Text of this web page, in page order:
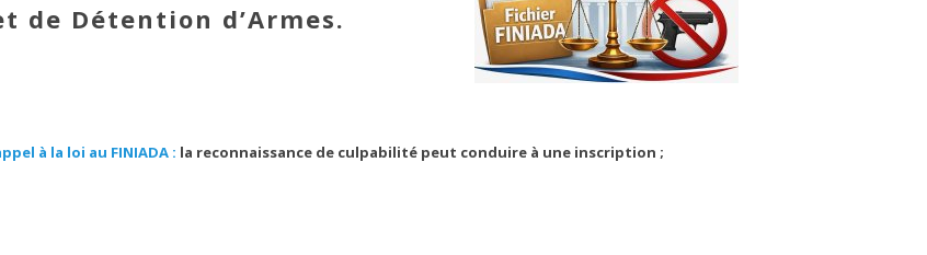
de Détention d’Armes.
à la loi au FINIADA : la reconnaissance de culpabilité peut conduire à une inscription ;